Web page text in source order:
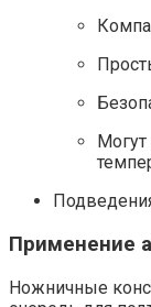
Применение
Ножничные